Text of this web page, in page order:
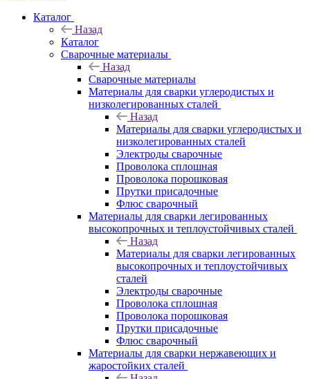
Каталог
Назад
Каталог
Сварочные материалы
Назад
Сварочные материалы
Материалы для сварки углеродистых и
низколегированных сталей
Назад
Материалы для сварки углеродистых и
низколегированных сталей
Электроды сварочные
Проволока сплошная
Проволока порошковая
Прутки присадочные
Флюс сварочный
Материалы для сварки легированных
высокопрочных и теплоустойчивых сталей
Назад
Материалы для сварки легированных
высокопрочных и теплоустойчивых
сталей
Электроды сварочные
Проволока сплошная
Проволока порошковая
Прутки присадочные
Флюс сварочный
Материалы для сварки нержавеющих и
жаростойких сталей